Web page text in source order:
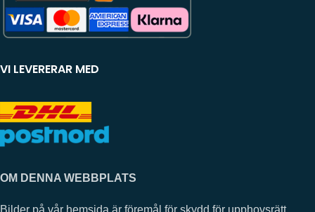
VI LEVERERAR MED
OM DENNA WEBBPLATS
Bilder på vår hemsida är föremål för skydd för upphovsrätt